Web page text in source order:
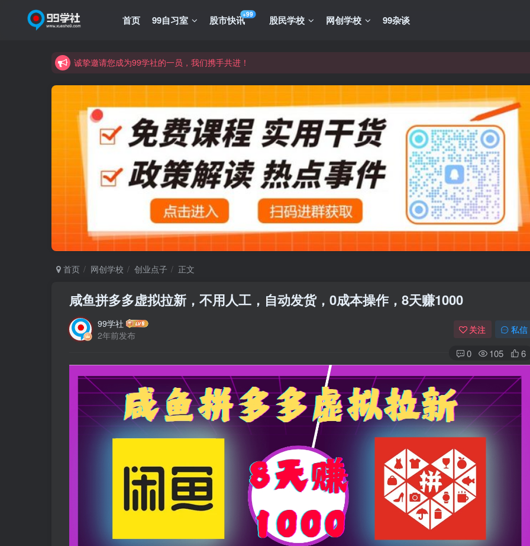
首页 99自习室 股市快讯+99 股民学校 网创学校 99杂谈
诚挚邀请您成为99学社的一员，我们携手共进！
诚挚邀请您成为99学社的一员，我们携手共进！
学习路上不孤独，99学社与你同行！分享全网优质VIP资源，炒股教程、创业教程、网络营销教程、自媒体短视频教程等，长
首页 网创学校 创业点子 正文
咸鱼拼多多虚拟拉新，不用人工，自动发货，0成本操作，8天赚1000
99学社
2年前发布
关注 私信
0 105 6